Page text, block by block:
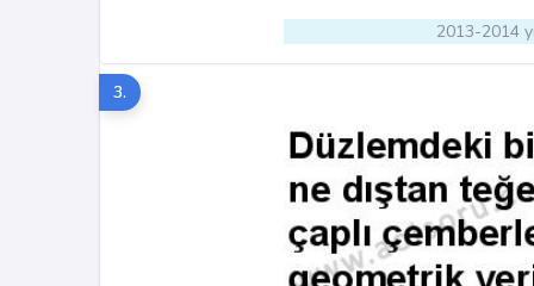
2013-2014
3.